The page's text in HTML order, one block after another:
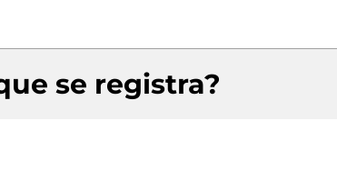
se registra?